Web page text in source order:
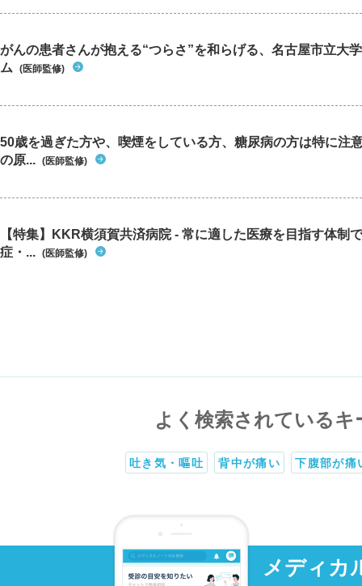
がんの患者さんが抱える“つらさ”を和らげる、名古屋市立大
ム
(医師監修)
50歳を過ぎた方や、喫煙をしている方、糖尿病の方は特に注
の原... (医師監修)
【特集】KKR横須賀共済病院 - 常に適した医療を目指す体制
症・... (医師監修)
よく検索されているキ
吐き気・嘔吐 背中が痛い 下腹部が痛
メディカ